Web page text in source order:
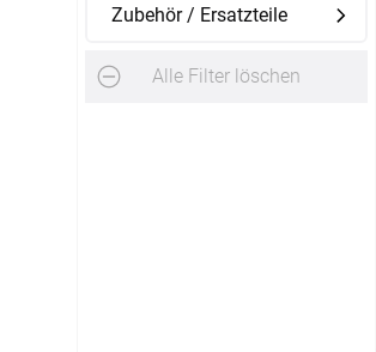
Tel.: +49 (0) 3721 395312
Zubehör / Ersatzteile
Alle Filter löschen